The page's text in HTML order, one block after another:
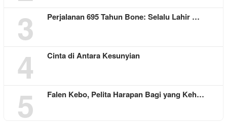
3 Perjalanan 695 Tahun Bone: Selalu Lahir …
4 Cinta di Antara Kesunyian
5 Falen Kebo, Pelita Harapan Bagi yang Keh…